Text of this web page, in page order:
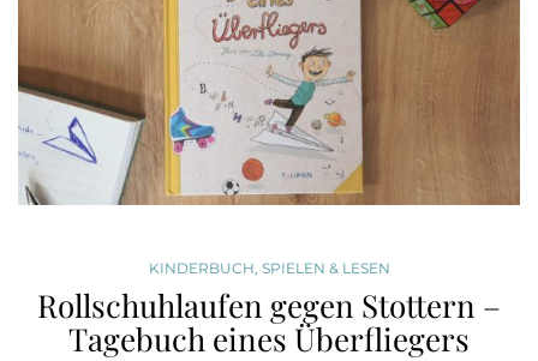
KINDERBUCH, SPIELEN & LESEN
Rollschuhlaufen gegen Stottern –
Tagebuch eines Überfliegers